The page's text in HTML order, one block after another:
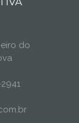
do